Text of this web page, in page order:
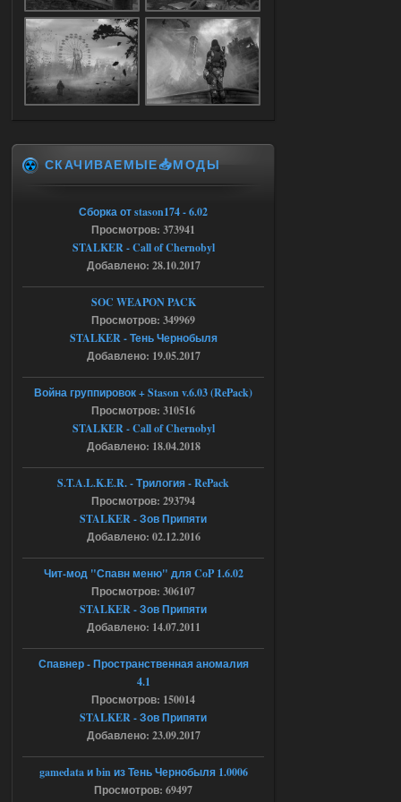
Ответить ➤
04.08.2026
Объединенный Пак 2 + OGSR +
STCoP WP 3.4
17:19
Stalker-Mods-Clan-su
Ответить ➤
04.08.2026
Объединенный Пак 2 + OGSR +
STCoP WP 3.4
Stalker-Mods-Clan-su
Доступно только для пользователей
Ответить ➤
04.08.2026
Объединенный Пак 2 + OGSR +
STCoP WP 3.4
16:48
Stalker-Mods-Clan-su
Доступно только для пользователей
Объединенный Пак 2 + OGSR +
STCoP WP 3.4
andreyforest1993
вот ещё этот же трелер с
вашего сайта, https://stalker-
mods.su/news/op_2_ogsr_stcop_wp_3_4
_trejler_2022/2022-11-30-6818
Объединенный Пак 2 + OGSR +
STCoP WP 3.4
15:03
andreyforest1993
это и есть эта версия мода
СКАЧИВАЕМЫЕ📥МОДЫ
Сборка от stason174 - 6.02
Просмотров: 373941
STALKER - Call of Chernobyl
Добавлено: 28.10.2017
SOC WEAPON PACK
Просмотров: 349969
STALKER - Тень Чернобыля
Добавлено: 19.05.2017
Война группировок + Stason v.6.03 (RePack)
Просмотров: 310516
STALKER - Call of Chernobyl
Добавлено: 18.04.2018
S.T.A.L.K.E.R. - Трилогия - RePack
Просмотров: 293794
STALKER - Зов Припяти
Добавлено: 02.12.2016
Чит-мод "Спавн меню" для CoP 1.6.02
Просмотров: 306107
STALKER - Зов Припяти
Добавлено: 14.07.2011
Спавнер - Пространственная аномалия
4.1
Просмотров: 150014
STALKER - Зов Припяти
Добавлено: 23.09.2017
gamedata и bin из Тень Чернобыля 1.0006
Просмотров: 69497